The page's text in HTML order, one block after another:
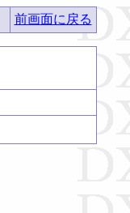
前画面に戻る